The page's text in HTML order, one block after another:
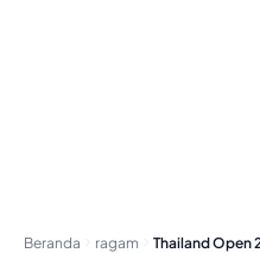
Beranda ragam